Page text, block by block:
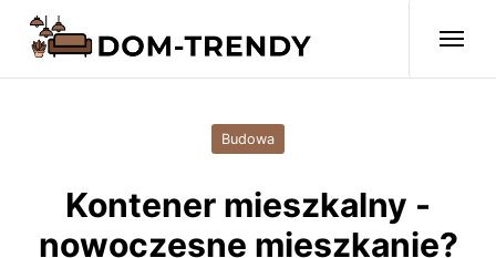
Budowa
Kontener mieszkalny -
nowoczesne mieszkanie?